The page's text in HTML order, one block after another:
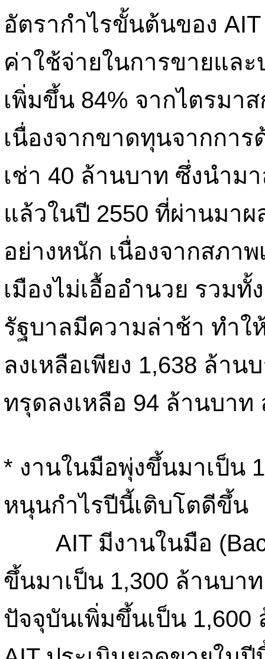
อัตรากำไรขั้นต้นของ
ค่าใช้จ่ายในการขายแล
เพิ่มขึ้น 84% จากไตรมา
เนื่องจากขาดทุนจากกา
เช่า 40 ล้านบาท ซึ่งนำม
แล้วในปี 2550 ที่ผ่านมา
อย่างหนัก เนื่องจากสภา
เมืองไม่เอื้ออำนวย รวม
รัฐบาลมีความล่าช้า ทำใ
ลงเหลือเพียง 1,638 ล้า
ทรุดลงเหลือ 94 ล้านบาท
* งานในมือพุ่งขึ้นมาเป็น
หนุนกำไรปีนี้เติบโตดีขึ้น
AIT มีงานในมือ
ขึ้นมาเป็น 1,300 ล้านบา
ปัจจุบันเพิ่มขึ้นเป็น